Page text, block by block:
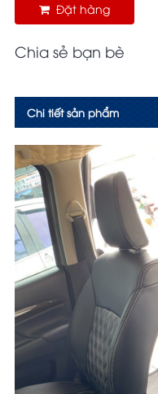
Đặt hàng
Chia sẻ bạn bè
Chi tiết sản phẩm